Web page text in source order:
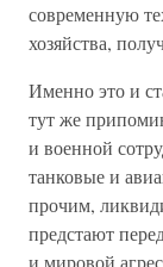
современную
хозяйства,
Именно это и
тут же
и военной
танковые и
прочим,
предстают
и мировой